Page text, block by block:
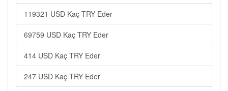
119321 USD Kaç TRY Eder
69759 USD Kaç TRY Eder
414 USD Kaç TRY Eder
247 USD Kaç TRY Eder